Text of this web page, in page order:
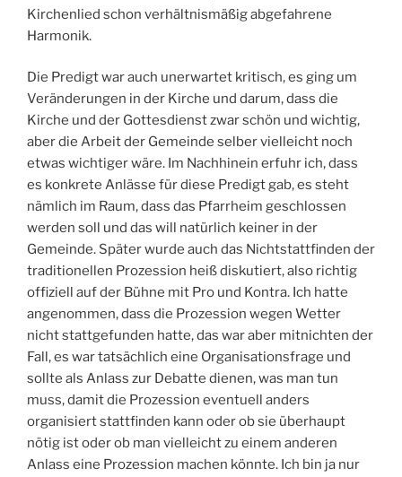
Kirchenlied schon verhältnismäßig abgefahrene
Harmonik.
Die Predigt war auch unerwartet kritisch, es ging um
Veränderungen in der Kirche und darum, dass die
Kirche und der Gottesdienst zwar schön und wichtig,
aber die Arbeit der Gemeinde selber vielleicht noch
etwas wichtiger wäre. Im Nachhinein erfuhr ich, dass
es konkrete Anlässe für diese Predigt gab, es steht
nämlich im Raum, dass das Pfarrheim geschlossen
werden soll und das will natürlich keiner in der
Gemeinde. Später wurde auch das Nichtstattfinden der
traditionellen Prozession heiß diskutiert, also richtig
offiziell auf der Bühne mit Pro und Kontra. Ich hatte
angenommen, dass die Prozession wegen Wetter
nicht stattgefunden hatte, das war aber mitnichten der
Fall, es war tatsächlich eine Organisationsfrage und
sollte als Anlass zur Debatte dienen, was man tun
muss, damit die Prozession eventuell anders
organisiert stattfinden kann oder ob sie überhaupt
nötig ist oder ob man vielleicht zu einem anderen
Anlass eine Prozession machen könnte. Ich bin ja nur